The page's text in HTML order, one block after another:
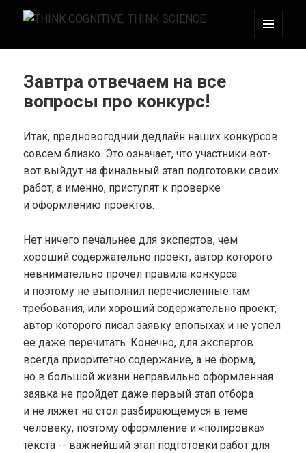
THINK COGNITIVE, THINK SCIENCE
Завтра отвечаем на все
вопросы про конкурс!
Итак, предновогодний дедлайн наших конкурсов
совсем близко. Это означает, что участники вот-
вот выйдут на финальный этап подготовки своих
работ, а именно, приступят к проверке
и оформлению проектов.
Нет ничего печальнее для экспертов, чем
хороший содержательно проект, автор которого
невнимательно прочел правила конкурса
и поэтому не выполнил перечисленные там
требования, или хороший содержательно проект,
автор которого писал заявку впопыхах и не успел
ее даже перечитать. Конечно, для экспертов
всегда приоритетно содержание, а не форма,
но в большой жизни неправильно оформленная
заявка не пройдет даже первый этап отбора
и не ляжет на стол разбирающемуся в теме
человеку, поэтому оформление и «полировка»
текста -- важнейший этап подготовки работ для